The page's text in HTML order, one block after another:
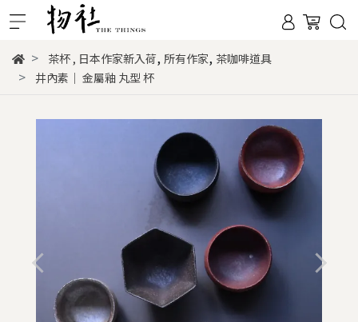
茶杯, 日本作家新入荷, 所有作家, 茶咖啡道具
井內素｜ 金屬釉 丸型 杯